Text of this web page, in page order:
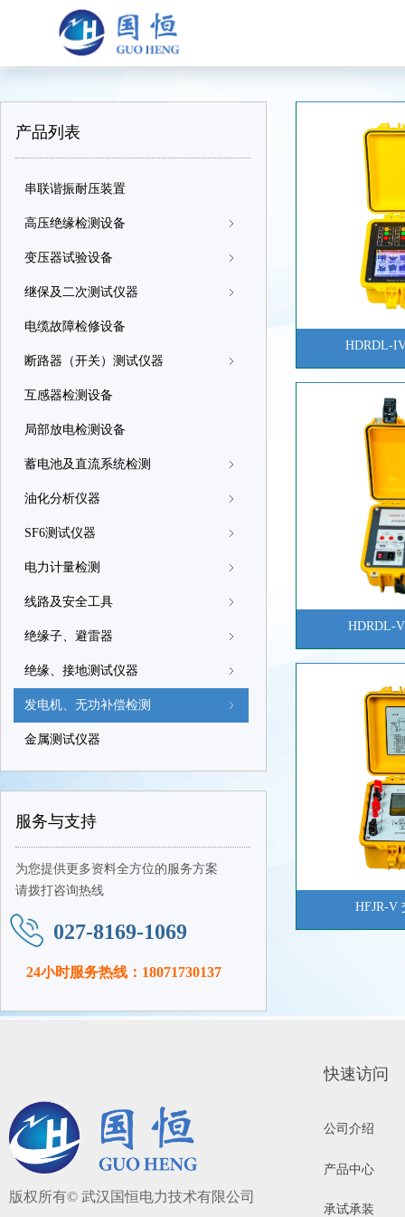
HDRDL-
HDRDL-
HFJR-V
产品列表
服务与支持
为您提供更多资料全方位的服务方案
请拨打咨询热线
027-8169-1069
24小时服务热线：18071730137
串联谐振耐压装置
ꁇ
高压绝缘检测设备
ꁇ
变压器试验设备
ꁇ
继保及二次测试仪器
电缆故障检修设备
ꁇ
断路器（开关）测试仪器
互感器检测设备
局部放电检测设备
ꁇ
蓄电池及直流系统检测
ꁇ
油化分析仪器
ꁇ
SF6测试仪器
ꁇ
电力计量检测
ꁇ
线路及安全工具
ꁇ
绝缘子、避雷器
ꁇ
绝缘、接地测试仪器
ꁇ
发电机、无功补偿检测
金属测试仪器
版权所有© 武汉国恒电力技术有限公司
快速访问
公司介绍
产品中心
承试承装